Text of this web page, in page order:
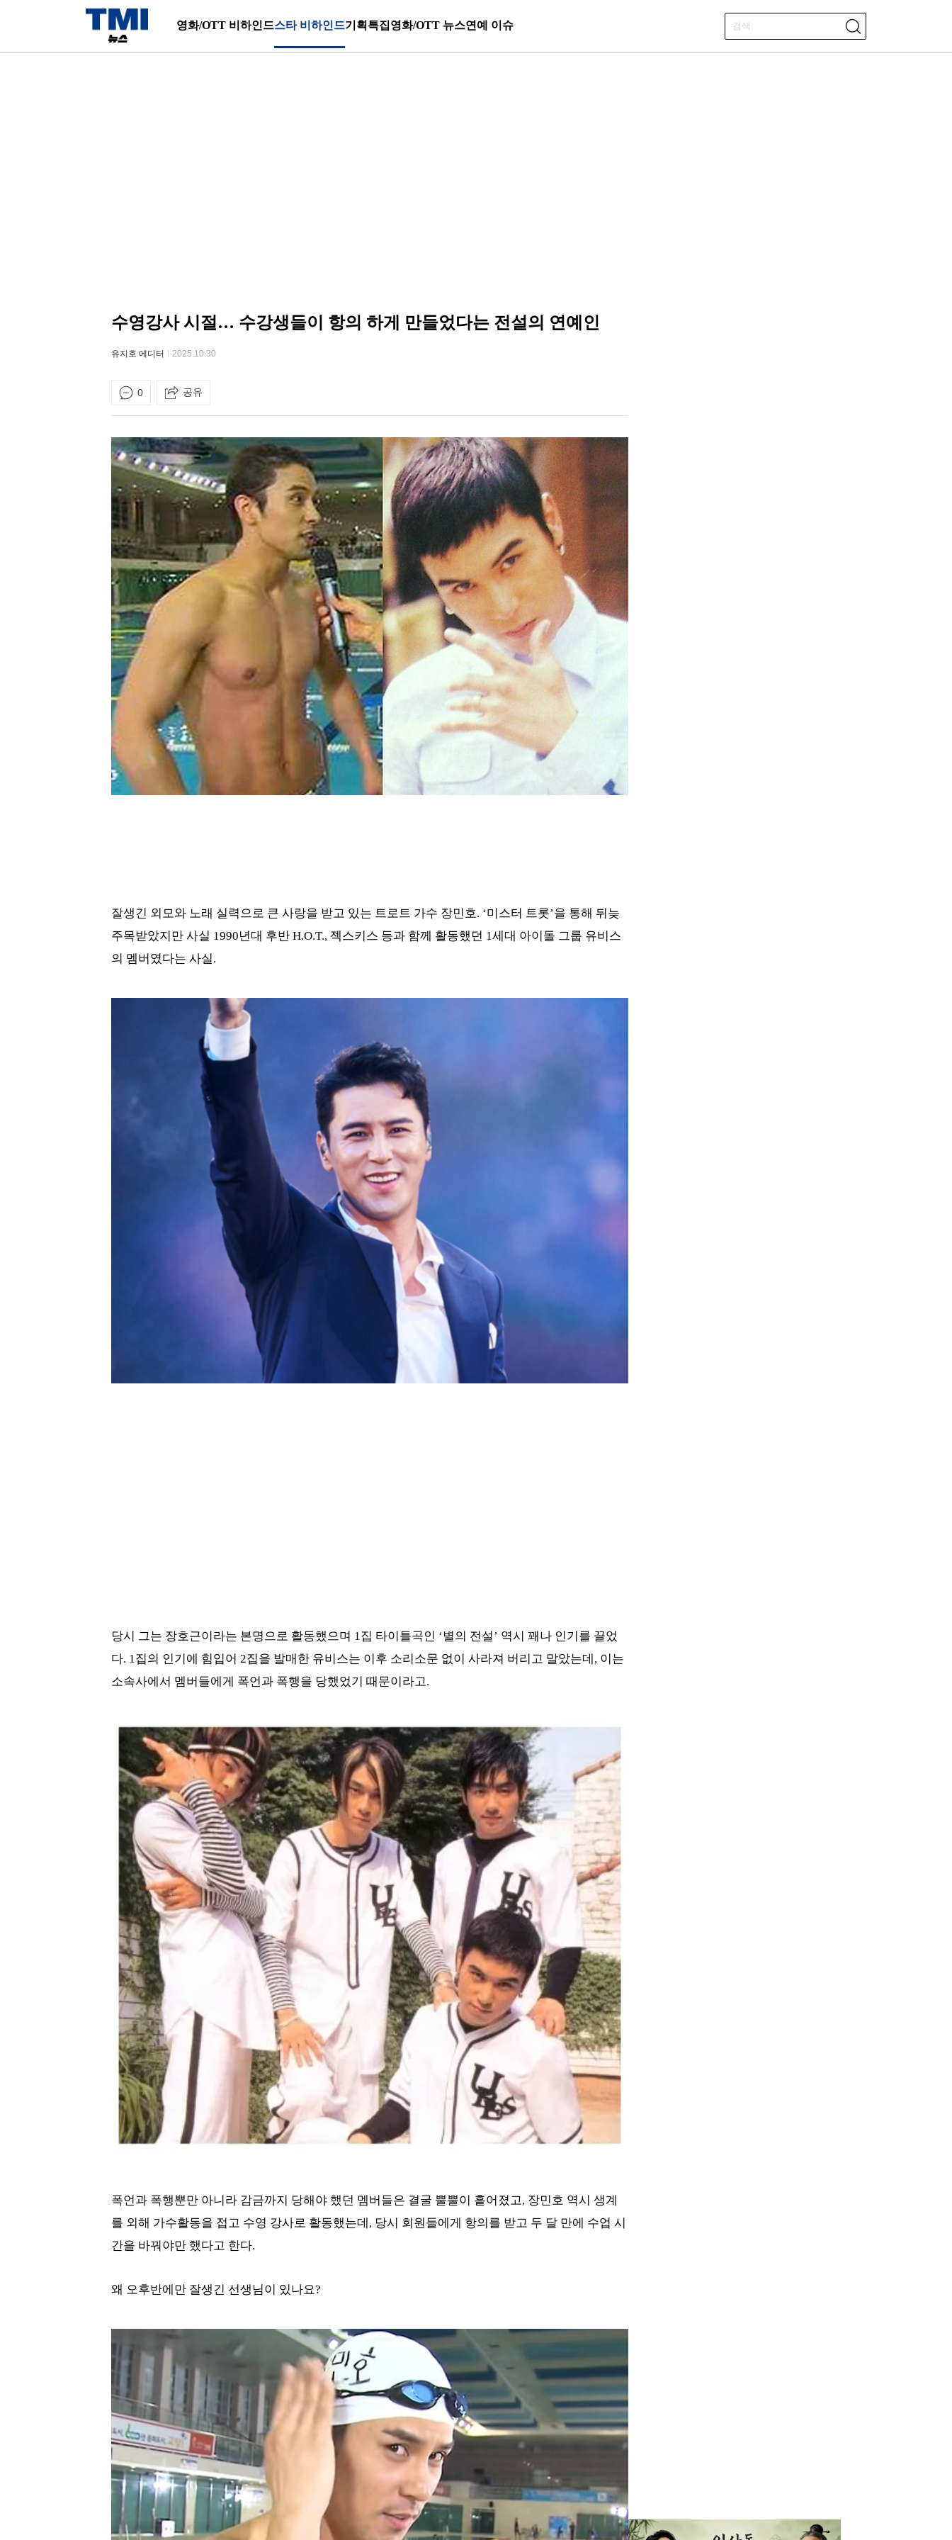
영화/OTT 비하인드스타 비하인드기획특집영화/OTT 뉴스연예 이슈
수영강사 시절… 수강생들이 항의 하게 만들었다는 전설의 연예인
유지호 에디터 2025.10.30
0 공유
잘생긴 외모와 노래 실력으로 큰 사랑을 받고 있는 트로트 가수 장민호. ‘미스터 트롯’을 통해 뒤늦
주목받았지만 사실 1990년대 후반 H.O.T., 젝스키스 등과 함께 활동했던 1세대 아이돌 그룹 유비스
의 멤버였다는 사실.
당시 그는 장호근이라는 본명으로 활동했으며 1집 타이틀곡인 ‘별의 전설’ 역시 꽤나 인기를 끌었
다. 1집의 인기에 힘입어 2집을 발매한 유비스는 이후 소리소문 없이 사라져 버리고 말았는데, 이는
소속사에서 멤버들에게 폭언과 폭행을 당했었기 때문이라고.
폭언과 폭행뿐만 아니라 감금까지 당해야 했던 멤버들은 결굴 뿔뿔이 흩어졌고, 장민호 역시 생계
를 외해 가수활동을 접고 수영 강사로 활동했는데, 당시 회원들에게 항의를 받고 두 달 만에 수업 시
간을 바꿔야만 했다고 한다.
왜 오후반에만 잘생긴 선생님이 있나요?